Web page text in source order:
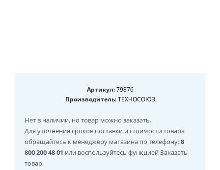
Артикул:79876
Производитель:ТЕХНОСОЮЗ
Нет в наличии, но товар можно заказать.
Для уточнения сроков поставки и стоимости товара
обращайтесь к менеджеру магазина по телефону:8
800 200 48 01 или воспользуйтесь функцией Заказать
товар.